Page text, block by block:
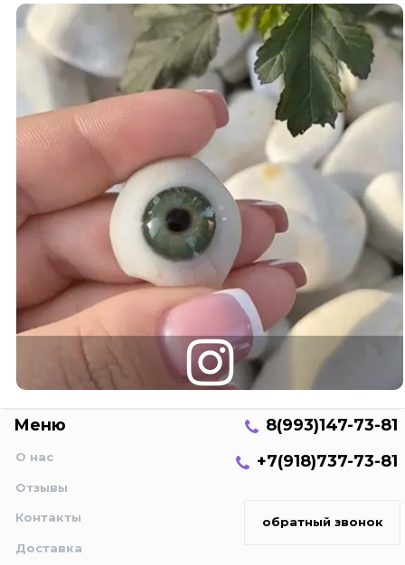
Меню
О нас
Отзывы
Контакты
Доставка
8(993)147-73-81
+7(918)737-73-81
обратный звонок